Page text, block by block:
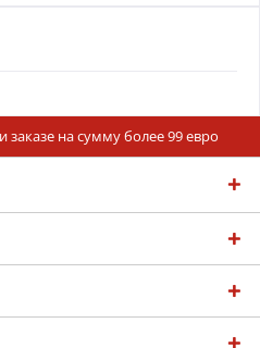
заказе на сумму более 99 евро